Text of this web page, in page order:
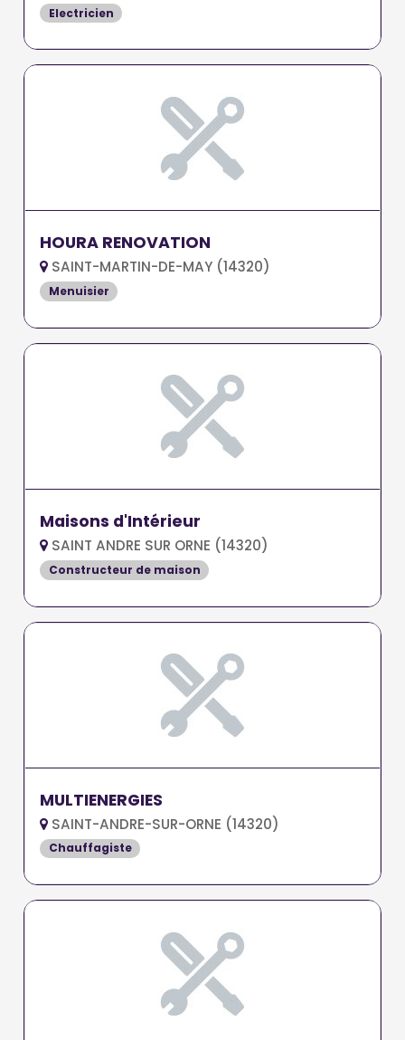
Electricien
HOURA RENOVATION
SAINT-MARTIN-DE-MAY (14320)
Menuisier
Maisons d'Intérieur
SAINT ANDRE SUR ORNE (14320)
Constructeur de maison
MULTIENERGIES
SAINT-ANDRE-SUR-ORNE (14320)
Chauffagiste